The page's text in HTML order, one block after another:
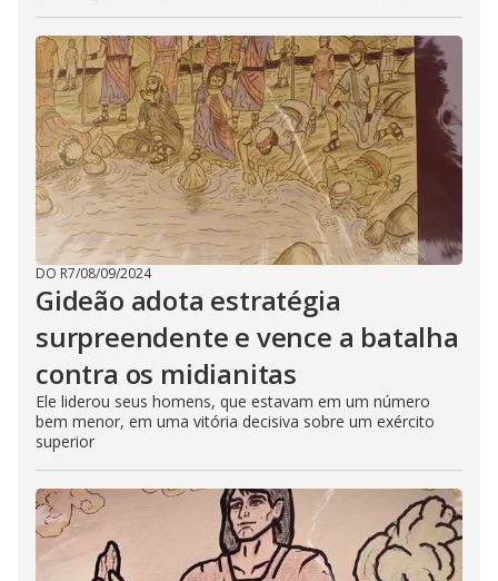
DO R7/08/09/2024
Gideão adota estratégia
surpreendente e vence a batalha
contra os midianitas
Ele liderou seus homens, que estavam em um número
bem menor, em uma vitória decisiva sobre um exército
superior